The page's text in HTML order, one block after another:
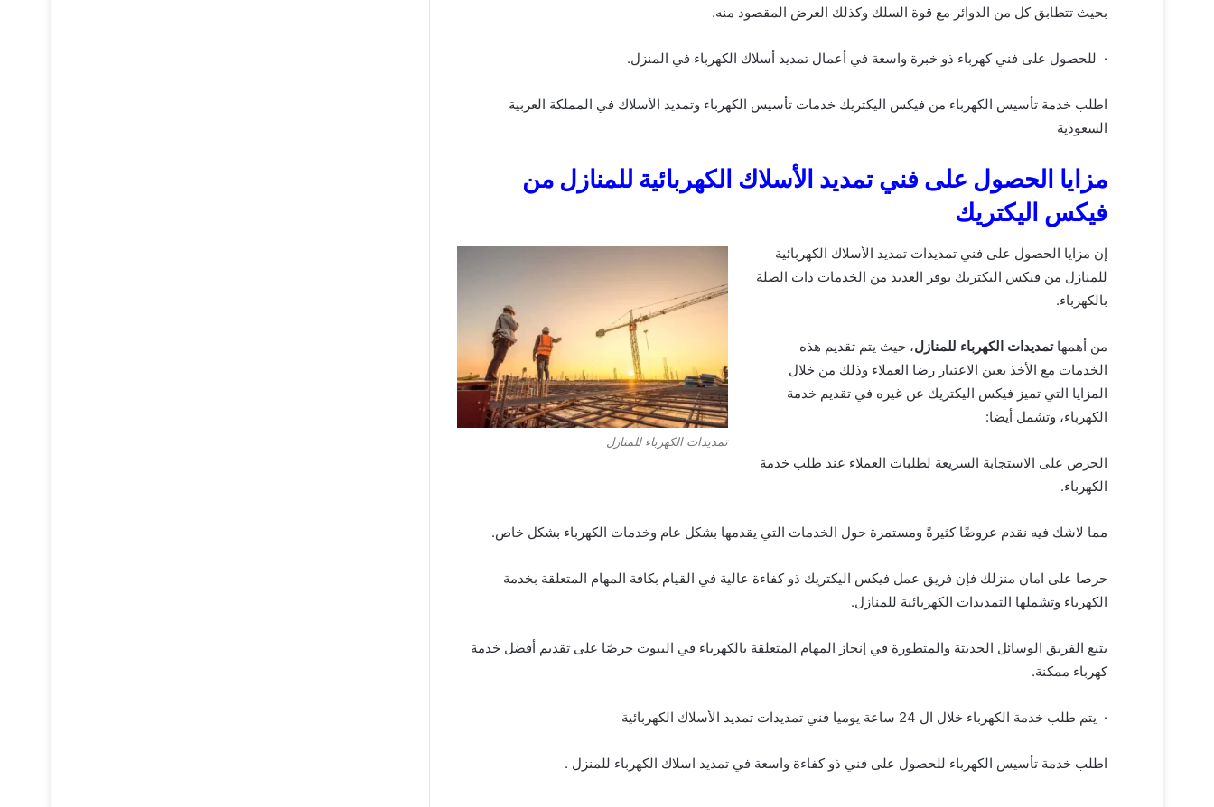
بحيث تتطابق كل من الدوائر مع قوة السلك وكذلك الغرض المقصود منه.
· للحصول على فني كهرباء ذو خبرة واسعة في أعمال تمديد أسلاك الكهرباء في المنزل.
اطلب خدمة تأسيس الكهرباء من فيكس اليكتريك خدمات تأسيس الكهرباء وتمديد الأسلاك في المملكة العربية
السعودية
مزايا الحصول على فني تمديد الأسلاك الكهربائية للمنازل من
فيكس اليكتريك
تمديدات الكهرباء للمنازل
إن مزايا الحصول على فني تمديدات تمديد الأسلاك الكهربائية
للمنازل من فيكس اليكتريك يوفر العديد من الخدمات ذات الصلة
بالكهرباء.
من أهمهاتمديدات الكهرباء للمنازل، حيث يتم تقديم هذه
الخدمات مع الأخذ بعين الاعتبار رضا العملاء وذلك من خلال
المزايا التي تميز فيكس اليكتريك عن غيره في تقديم خدمة
الكهرباء، وتشمل أيضا:
الحرص على الاستجابة السريعة لطلبات العملاء عند طلب خدمة
الكهرباء.
مما لاشك فيه نقدم عروضًا كثيرةً ومستمرة حول الخدمات التي يقدمها بشكل عام وخدمات الكهرباء بشكل خاص.
حرصا على امان منزلك فإن فريق عمل فيكس اليكتريك ذو كفاءة عالية في القيام بكافة المهام المتعلقة بخدمة
الكهرباء وتشملها التمديدات الكهربائية للمنازل.
يتبع الفريق الوسائل الحديثة والمتطورة في إنجاز المهام المتعلقة بالكهرباء في البيوت حرصًا على تقديم أفضل خدمة
كهرباء ممكنة.
· يتم طلب خدمة الكهرباء خلال ال 24 ساعة يوميا فني تمديدات تمديد الأسلاك الكهربائية
اطلب خدمة تأسيس الكهرباء للحصول على فني ذو كفاءة واسعة في تمديد اسلاك الكهرباء للمنزل .